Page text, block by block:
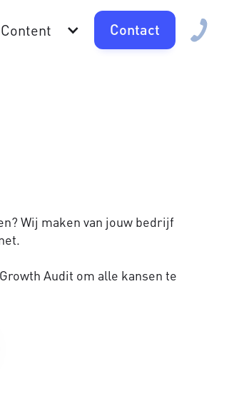
Content Contact
Wij maken van jouw bedrijf
Audit om alle kansen te